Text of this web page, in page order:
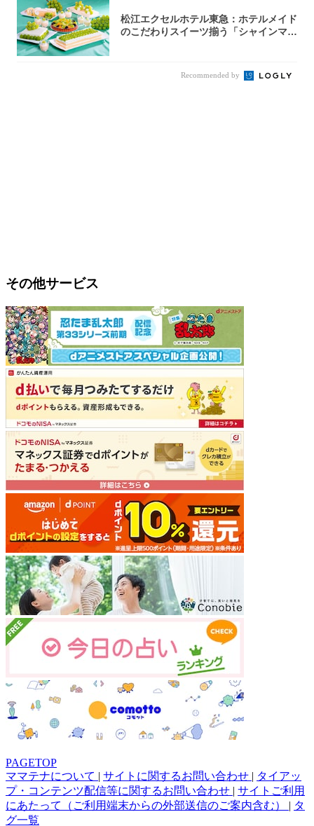
松江エクセルホテル東急：ホテルメイド
のこだわりスイーツ揃う「シャインマス
Recommended by
その他サービス
PAGETOP
ママテナについて | サイトに関するお問い合わせ | タイアッ
プ・コンテンツ配信等に関するお問い合わせ | サイトご利用
にあたって（ご利用端末からの外部送信のご案内含む） | タ
グ一覧